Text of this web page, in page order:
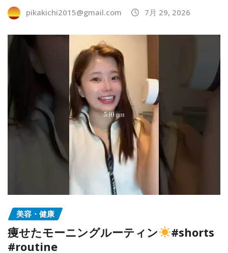
pikakichi2015@gmail.com 7月 29, 2026
美容・健康
痩せたモーニングルーティン
#shorts
#routine